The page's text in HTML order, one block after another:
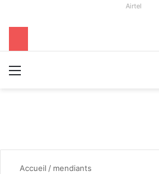
Airtel
Accueil / mendiants